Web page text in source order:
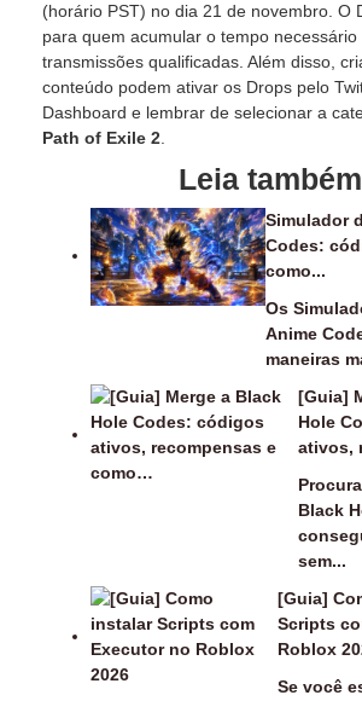
(horário PST) no dia 21 de novembro. O
para quem acumular o tempo necessário
transmissões qualificadas. Além disso,
conteúdo podem ativar os Drops pelo
Dashboard e lembrar de selecionar a
Path of Exile 2
Leia também
Simulador
Codes:
como...
Os
Anime
maneiras
[Guia]
Hole
ativos,
Black
sem...
[Guia]
Scripts
Roblox
Se você